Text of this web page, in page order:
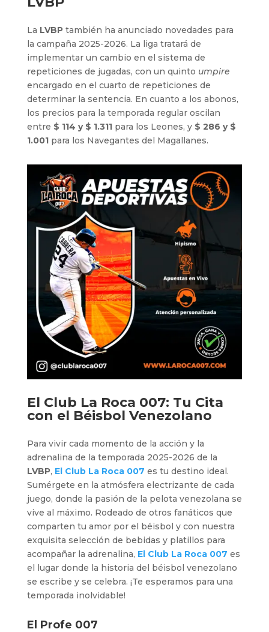
La LVBPtambién ha anunciado novedades para
la campaña 2025-2026. La liga tratará de
implementar un cambio en el sistema de
repeticiones de jugadas, con un quinto umpire
encargado en el cuarto de repeticiones de
determinar la sentencia. En cuanto a los abonos,
los precios para la temporada regular oscilan
entre $ 114 y $ 1.311para los Leones, y $ 286 y $
1.001para los Navegantes del Magallanes.
El Club La Roca 007: Tu Cita
con el Béisbol Venezolano
Para vivir cada momento de la acción y la
adrenalina de la temporada 2025-2026 de la
LVBP, El Club La Roca 007 es tu destino ideal.
Sumérgete en la atmósfera electrizante de cada
juego, donde la pasión de la pelota venezolana se
vive al máximo. Rodeado de otros fanáticos que
comparten tu amor por el béisbol y con nuestra
exquisita selección de bebidas y platillos para
acompañar la adrenalina, El Club La Roca 007 es
el lugar donde la historia del béisbol venezolano
se escribe y se celebra. ¡Te esperamos para una
temporada inolvidable!
El Profe 007